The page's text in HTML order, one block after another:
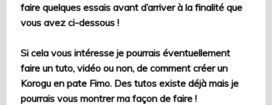
faire quelques essais avant d’arriver à la finalité que
vous avez ci-dessous !
Si cela vous intéresse je pourrais éventuellement
faire un tuto, vidéo ou non, de comment créer un
Korogu en pate Fimo. Des tutos existe déjà mais je
pourrais vous montrer ma façon de faire !